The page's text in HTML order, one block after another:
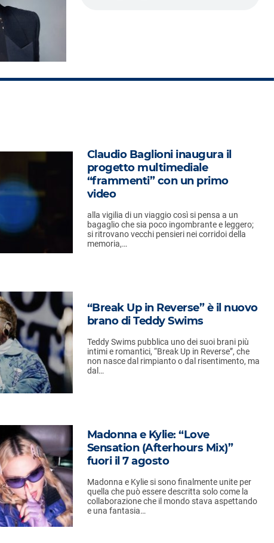
Claudio Baglioni inaugura il
progetto multimediale
“frammenti” con un primo
video
alla vigilia di un viaggio così si pensa a un
bagaglio che sia poco ingombrante e leggero;
si ritrovano vecchi pensieri nei corridoi della
memoria,…
“Break Up in Reverse” è il nuovo
brano di Teddy Swims
Teddy Swims pubblica uno dei suoi brani più
intimi e romantici, “Break Up in Reverse”, che
non nasce dal rimpianto o dal risentimento, ma
dal…
Madonna e Kylie: “Love
Sensation (Afterhours Mix)”
fuori il 7 agosto
Madonna e Kylie si sono finalmente unite per
quella che può essere descritta solo come la
collaborazione che il mondo stava aspettando
e una fantasia…
SUBASIO COLLECTION
Questo Piccolo Grande
Subasio Per Un'Ora
Ogni canzone,
un'emozione
One In A Million
AQUA
Barbie Girl
PLAYLIST NOVITÀ
SUBASIO PLAYLIST
FABIO ROVAZZI, ARISA,